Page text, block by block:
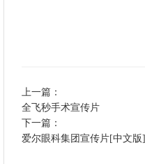
上一篇：
全飞秒手术宣传片
下一篇：
爱尔眼科集团宣传片[中文版]